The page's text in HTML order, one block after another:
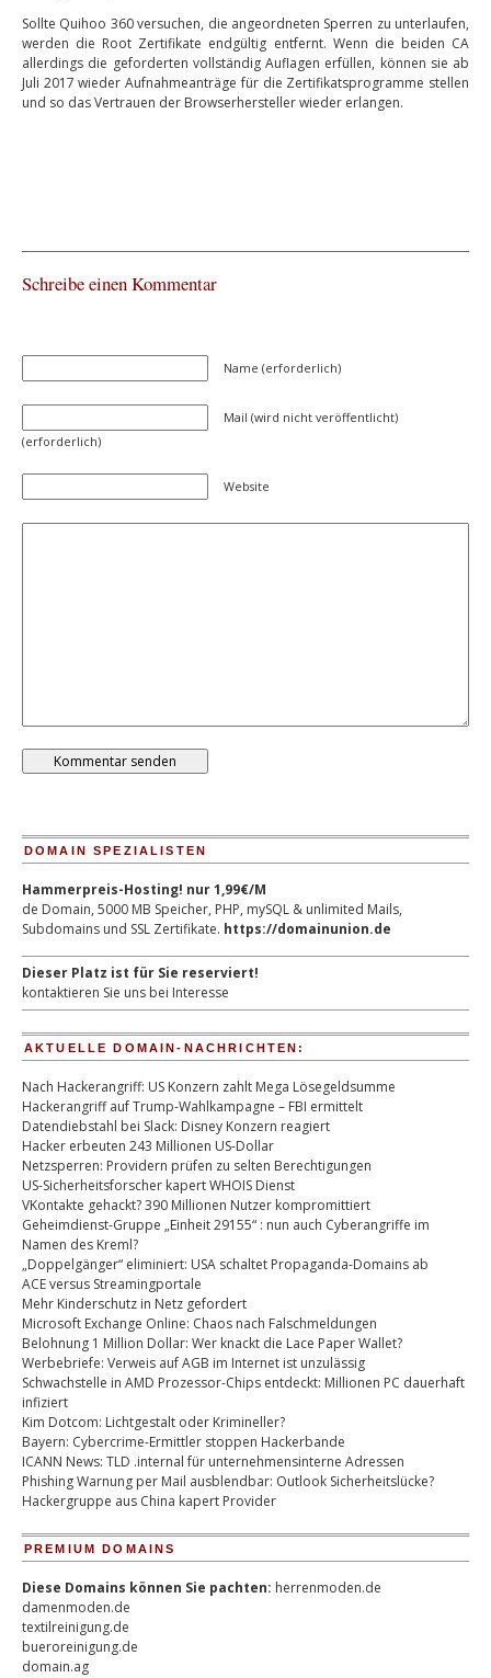
Sollte Quihoo 360 versuchen, die angeordneten Sperren zu unterlaufen,
werden die Root Zertifikate endgültig entfernt. Wenn die beiden CA
allerdings die geforderten vollständig Auflagen erfüllen, können sie ab
Juli 2017 wieder Aufnahmeanträge für die Zertifikatsprogramme stellen
und so das Vertrauen der Browserhersteller wieder erlangen.
Schreibe einen Kommentar
Name (erforderlich)
Mail (wird nicht veröffentlicht)
(erforderlich)
Website
DOMAIN SPEZIALISTEN
Hammerpreis-Hosting! nur 1,99€/M
de Domain, 5000 MB Speicher, PHP, mySQL & unlimited Mails,
Subdomains und SSL Zertifikate. https://domainunion.de
Dieser Platz ist für Sie reserviert!
kontaktieren Sie uns bei Interesse
AKTUELLE DOMAIN-NACHRICHTEN:
Nach Hackerangriff: US Konzern zahlt Mega Lösegeldsumme
Hackerangriff auf Trump-Wahlkampagne – FBI ermittelt
Datendiebstahl bei Slack: Disney Konzern reagiert
Hacker erbeuten 243 Millionen US-Dollar
Netzsperren: Providern prüfen zu selten Berechtigungen
US-Sicherheitsforscher kapert WHOIS Dienst
VKontakte gehackt? 390 Millionen Nutzer kompromittiert
Geheimdienst-Gruppe „Einheit 29155“ : nun auch Cyberangriffe im
Namen des Kreml?
„Doppelgänger“ eliminiert: USA schaltet Propaganda-Domains ab
ACE versus Streamingportale
Mehr Kinderschutz in Netz gefordert
Microsoft Exchange Online: Chaos nach Falschmeldungen
Belohnung 1 Million Dollar: Wer knackt die Lace Paper Wallet?
Werbebriefe: Verweis auf AGB im Internet ist unzulässig
Schwachstelle in AMD Prozessor-Chips entdeckt: Millionen PC dauerhaft
infiziert
Kim Dotcom: Lichtgestalt oder Krimineller?
Bayern: Cybercrime-Ermittler stoppen Hackerbande
ICANN News: TLD .internal für unternehmensinterne Adressen
Phishing Warnung per Mail ausblendbar: Outlook Sicherheitslücke?
Hackergruppe aus China kapert Provider
PREMIUM DOMAINS
Diese Domains können Sie pachten: herrenmoden.de
damenmoden.de
textilreinigung.de
bueroreinigung.de
domain.ag